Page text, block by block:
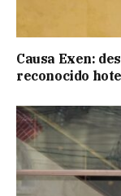
Causa Exen:
reconocido